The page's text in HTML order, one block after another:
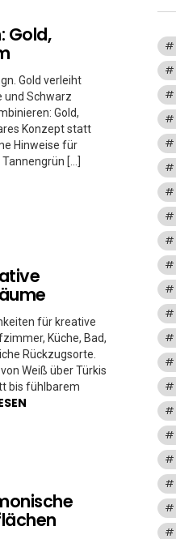
Gold,
Gold verleiht
und Schwarz
Gold,
Konzept statt
Hinweise für
[…]
für kreative
Küche, Bad,
Rückzugsorte.
Weiß über Türkis
bis fühlbarem